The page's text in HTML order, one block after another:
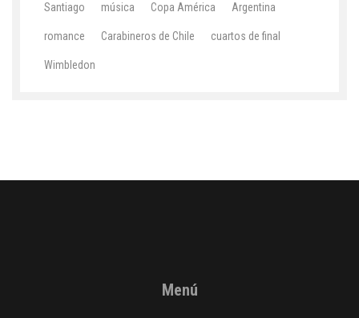
Santiago música Copa América Argentina
romance Carabineros de Chile cuartos de final
Wimbledon
Menú